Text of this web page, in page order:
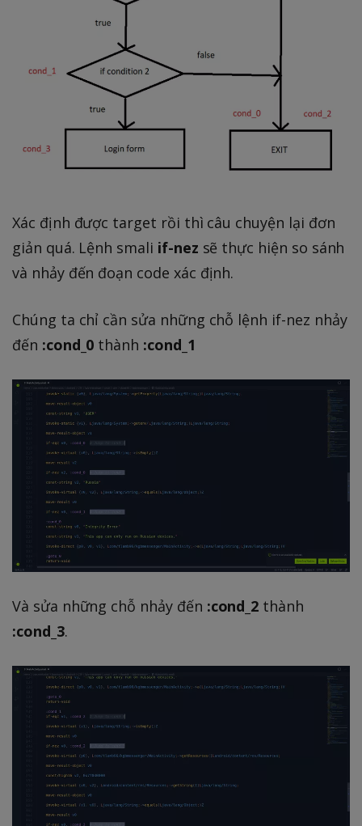
Xác định được target rồi thì câu chuyện lại đơn
giản quá. Lệnh smali if-nez sẽ thực hiện so sánh
và nhảy đến đoạn code xác định.
Chúng ta chỉ cần sửa những chỗ lệnh if-nez nhảy
đến :cond_0 thành :cond_1
Và sửa những chỗ nhảy đến :cond_2 thành
:cond_3.